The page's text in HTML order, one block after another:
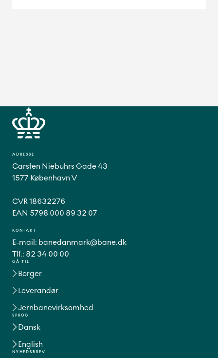
GÅ TIL
Borger
Leverandør
Jernbanevirksomhed
SPROG
Dansk
English
ADRESSE
Carsten Niebuhrs Gade 43
1577 København V
CVR 18632276
EAN 5798 000 89 32 07
KONTAKT
E-mail: banedanmark@bane.dk
Tlf.: 82 34 00 00
NYHEDSBREV